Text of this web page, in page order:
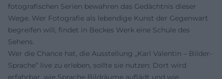
fotografischen Serien bewahren das Gedächtnis dieser
Wege. Wer Fotografie als lebendige Kunst der Gegenwart
begreifen will, findet in Beckes Werk eine Schule des
Sehens.
Wer die Chance hat, die Ausstellung „Karl Valentin – Bilder-
Sprache“ live zu erleben, sollte sie nutzen: Dort wird
erfahrbar, wie Sprache Bildräume auflädt und wie